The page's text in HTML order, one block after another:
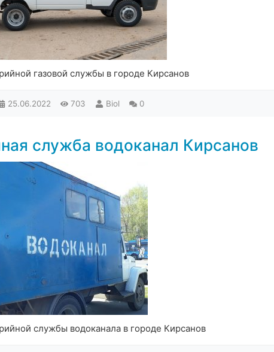
газовой службы в городе Кирсанов
25.06.2022 703 Biol 0
служба водоканал Кирсанов
службы водоканала в городе Кирсанов